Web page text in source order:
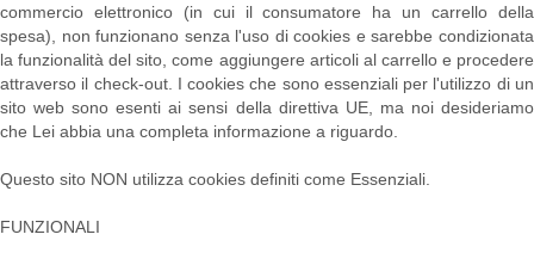
commercio elettronico (in cui il consumatore ha un carrello della
spesa), non funzionano senza l'uso di cookies e sarebbe condizionata
la funzionalità del sito, come aggiungere articoli al carrello e procedere
attraverso il check-out. I cookies che sono essenziali per l'utilizzo di un
sito web sono esenti ai sensi della direttiva UE, ma noi desideriamo
che Lei abbia una completa informazione a riguardo.
Questo sito NON utilizza cookies definiti come Essenziali.
FUNZIONALI